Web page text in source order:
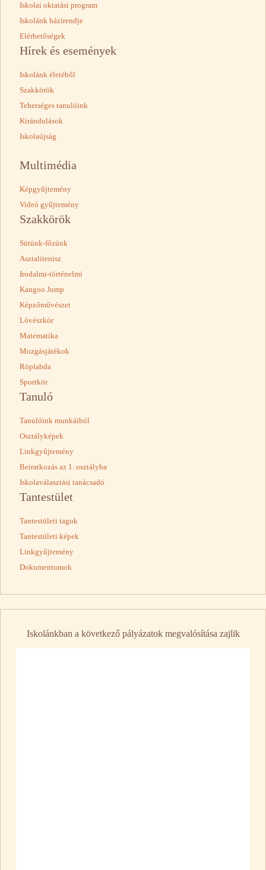
Iskolai oktatási program
Iskolánk házirendje
Elérhetőségek
Hírek és események
Iskolánk életéből
Szakkörök
Tehetséges tanulóink
Kirándulások
Iskolaújság
Multimédia
Képgyűjtemény
Videó gyűjtemény
Szakkörök
Sütünk-főzünk
Asztalitenisz
Irodalmi-történelmi
Kangoo Jump
Képzőművészet
Lövészkör
Matematika
Mozgásjátékok
Röplabda
Sportkör
Tanuló
Tanulóink munkáiból
Osztályképek
Linkgyűjtemény
Beiratkozás az 1. osztályba
Iskolaválasztási tanácsadó
Tantestület
Tantestületi tagok
Tantestületi képek
Linkgyűjtemény
Dokumentumok
Iskolánkban a következő pályázatok megvalósítása zajlik